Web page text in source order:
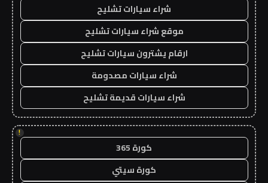
شراء سيارات تشليح
موقع شراء سيارات تشليح
ارقام يشترون سيارات تشليح
شراء سيارات مصدومة
شراء سيارات قديمة تشليح
!
كورة 365
كورة سيتي